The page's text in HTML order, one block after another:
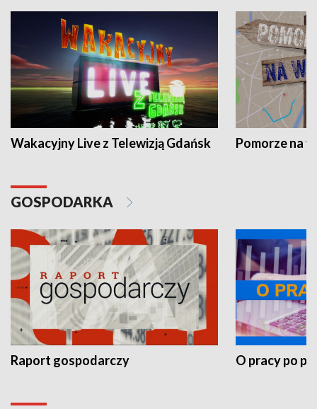
Wakacyjny Live z Telewizją Gdańsk Pomorze na
GOSPODARKA
Raport gospodarczy O pracy po